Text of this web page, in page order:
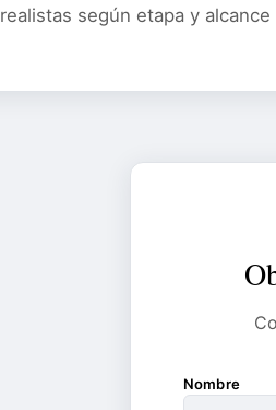
realistas según etapa y alcance
Nombre